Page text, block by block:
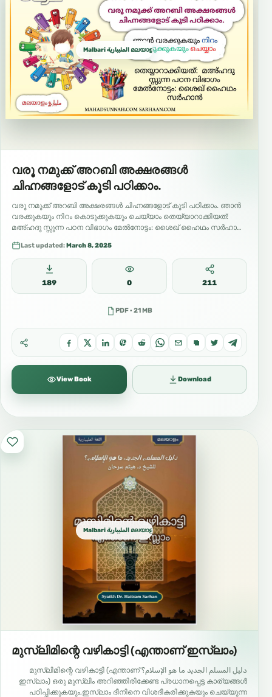
Malbari المليبارية മലയാളം المليالم
വരൂ നമുക്ക് അറബി അക്ഷരങ്ങൾ
ചിഹ്നങ്ങളോട് കൂടി പഠിക്കാം.
വരൂ നമുക്ക് അറബി അക്ഷരങ്ങൾ ചിഹ്നങ്ങളോട് കൂടി പഠിക്കാം. ഞാൻ
വരക്കുകയും നിറം കൊടുക്കുകയും ചെയ്യാം തെയ്യാറാക്കിയത്:
മഅ്ഹദു സ്സുന്ന പഠന വിഭാഗം മേൽനോട്ടം: ശൈഖ് ഹൈഥം സർഹാൻ
Last updated:March 8, 2025
189 0 211
PDF · 21 MB
View Book Download
Malbari المليبارية മലയാളം المليالم
മുസ്ലിമിന്റെ വഴികാട്ടി (എന്താണ് ഇസ്ലാം)
دليل المسلم الجديد ما هو الإسلام؟ മുസ്ലിമിന്റെ വഴികാട്ടി (എന്താണ്
ഇസ്ലാം) ഒരു മുസ്ലിം അറിഞ്ഞിരിക്കേണ്ട പ്രധാനപ്പെട്ട കാര്യങ്ങൾ
പഠിപ്പിക്കുകയും,ഇസ്ലാം ദീനിനെ വിശദീകരിക്കുകയും ചെയ്യുന്ന